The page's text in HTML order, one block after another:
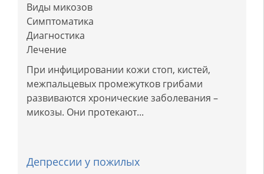
Виды микозов
Симптоматика
Диагностика
Лечение
При инфицировании кожи стоп, кистей,
межпальцевых промежутков грибами
развиваются хронические заболевания –
микозы. Они протекают...
Депрессии у пожилых